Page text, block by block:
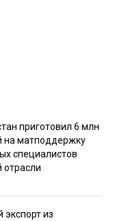
приготовил 6 млн
на матподдержку
специалистов
отрасли
экспорт из